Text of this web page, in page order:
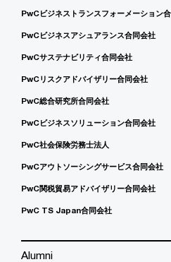
PwCビジネストランスフォーメーション
PwCビジネスアシュアランス合同会社
PwCサステナビリティ合同会社
PwCリスクアドバイザリー合同会社
PwC総合研究所合同会社
PwCビジネスソリューション合同会社
PwC社会保険労務士法人
PwCアウトソーシングサービス合同会社
PwC関税貿易アドバイザリー合同会社
PwC TS Japan合同会社
Alumni